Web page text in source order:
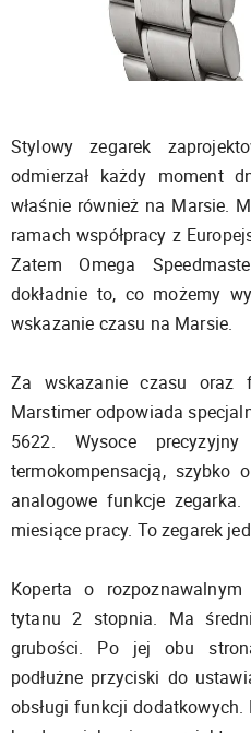
Stylowy zegarek
odmierzał każdy moment
właśnie również na Marsie.
ramach współpracy z
Zatem Omega
dokładnie to, co możemy
wskazanie czasu na Marsie.
Za wskazanie czasu oraz
Marstimer odpowiada
5622. Wysoce
termokompensacją, szybko
analogowe funkcje
miesiące pracy. To zegarek
Koperta o
tytanu 2 stopnia. Ma
grubości. Po jej obu
podłużne przyciski do
obsługi funkcji